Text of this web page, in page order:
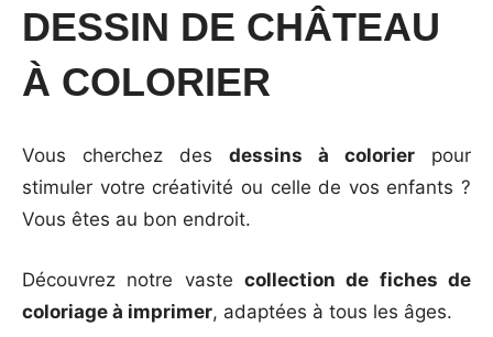
septembre
DESSIN DE CHÂTEAU
À COLORIER
Vous cherchez des dessins à colorier pour
stimuler votre créativité ou celle de vos enfants ?
Vous êtes au bon endroit.
Découvrez notre vaste collection de fiches de
coloriage à imprimer, adaptées à tous les âges.